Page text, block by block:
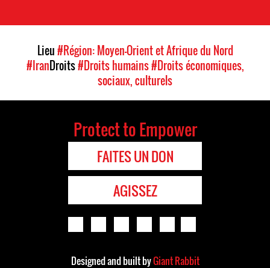
Lieu#Région: Moyen-Orient et Afrique du Nord
#IranDroits#Droits humains#Droits économiques,
sociaux, culturels
Protect to Empower
FAITES UN DON
AGISSEZ
Designed and built byGiant Rabbit